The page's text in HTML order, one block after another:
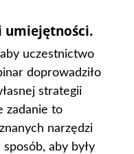
umiejętności.
uczestnictwo
doprowadziło
strategii
zadanie to
narzędzi
aby były